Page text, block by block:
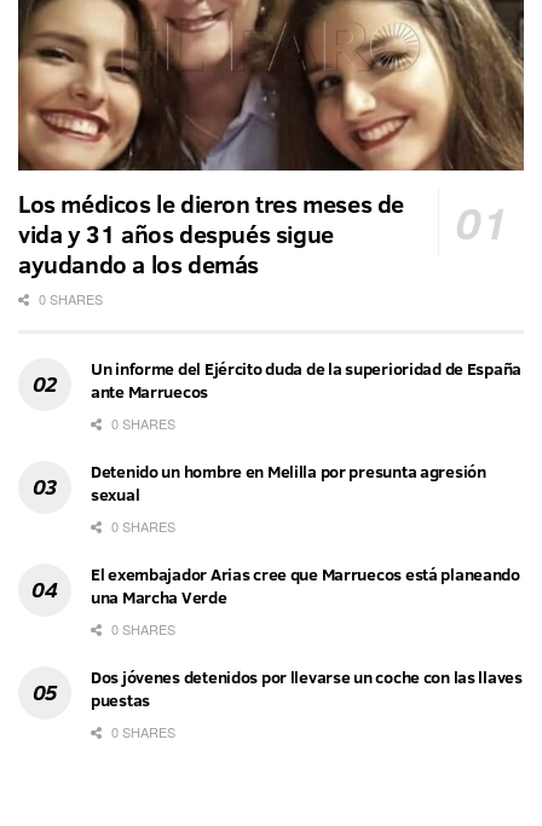
Los médicos le dieron tres meses de
vida y 31 años después sigue
ayudando a los demás
0 SHARES
Un informe del Ejército duda de la superioridad de España
ante Marruecos
0 SHARES
Detenido un hombre en Melilla por presunta agresión
sexual
0 SHARES
El exembajador Arias cree que Marruecos está planeando
una Marcha Verde
0 SHARES
Dos jóvenes detenidos por llevarse un coche con las llaves
puestas
0 SHARES